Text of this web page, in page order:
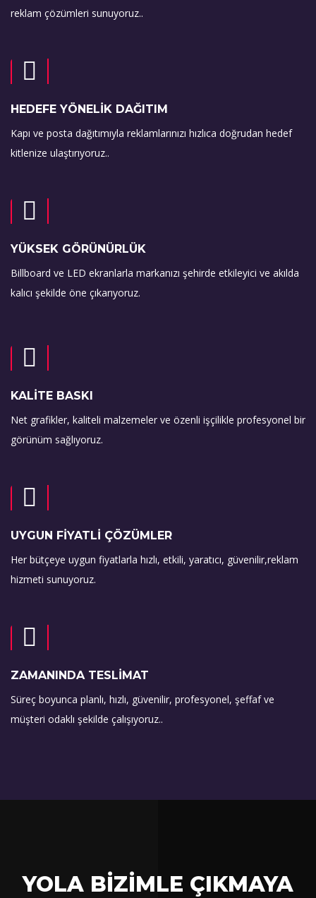
reklam çözümleri sunuyoruz..
HEDEFE YÖNELİK DAĞITIM
Kapı ve posta dağıtımıyla reklamlarınızı hızlıca doğrudan hedef
kitlenize ulaştırıyoruz..
YÜKSEK GÖRÜNÜRLÜK
Billboard ve LED ekranlarla markanızı şehirde etkileyici ve akılda
kalıcı şekilde öne çıkarıyoruz.
KALİTE BASKI
Net grafikler, kaliteli malzemeler ve özenli işçilikle profesyonel bir
görünüm sağlıyoruz.
UYGUN FİYATLİ ÇÖZÜMLER
Her bütçeye uygun fiyatlarla hızlı, etkili, yaratıcı, güvenilir,reklam
hizmeti sunuyoruz.
ZAMANINDA TESLİMAT
Süreç boyunca planlı, hızlı, güvenilir, profesyonel, şeffaf ve
müşteri odaklı şekilde çalışıyoruz..
YOLA BİZİMLE ÇIKMAYA